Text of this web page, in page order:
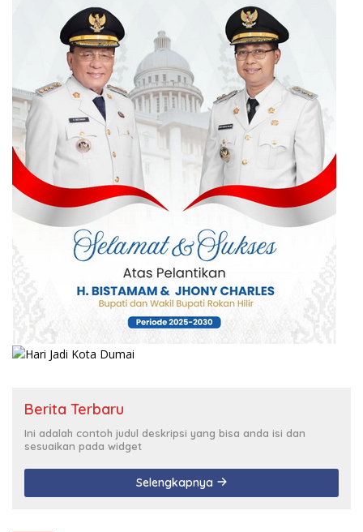
Berita Terbaru
Ini adalah contoh judul deskripsi yang bisa anda isi dan
sesuaikan pada widget
Selengkapnya